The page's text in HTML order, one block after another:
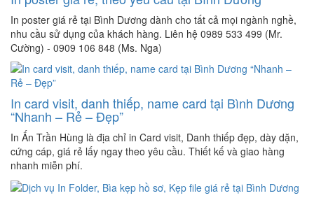
In poster giá rẻ tại Bình Dương dành cho tất cả mọi ngành nghề,
nhu cầu sử dụng của khách hàng. Liên hệ 0989 533 499 (Mr.
Cường) - 0909 106 848 (Ms. Nga)
In card visit, danh thiếp, name card tại Bình Dương
“Nhanh – Rẻ – Đẹp”
In Ấn Trần Hùng là địa chỉ in Card visit, Danh thiếp đẹp, dày dặn,
cứng cáp, giá rẻ lấy ngay theo yêu cầu. Thiết kế và giao hàng
nhanh miễn phí.